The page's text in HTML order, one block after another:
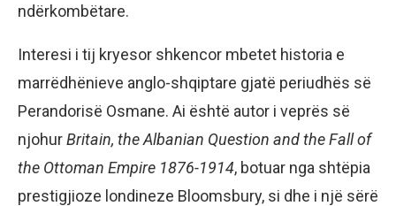
ndërkombëtare.
Interesi i tij kryesor shkencor mbetet historia e
marrëdhënieve anglo-shqiptare gjatë periudhës së
Perandorisë Osmane. Ai është autor i veprës së
njohurBritain, the Albanian Question and the Fall of
the Ottoman Empire 1876-1914, botuar nga shtëpia
prestigjioze londineze Bloomsbury, si dhe i një sërë